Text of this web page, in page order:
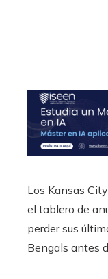
Los Kansas
el tablero de
perder sus
Bengals antes